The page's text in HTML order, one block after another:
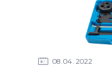
08 04 2022